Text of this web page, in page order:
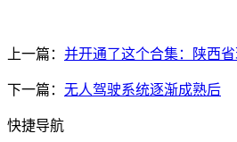
上一篇： 并开通了这个合集：陕西
下一篇： 无人驾驶系统逐渐成熟后
快捷导航